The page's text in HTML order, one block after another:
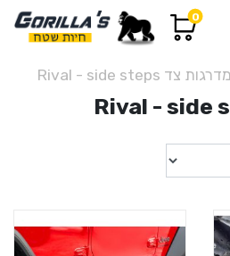
0
מדרגות צד Rival - side steps